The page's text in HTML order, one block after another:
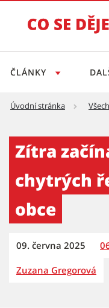
ČLÁNKY
Úvodní stránka
Zítra
chytrých
obce
09. června 2025
Zuzana Gregorová